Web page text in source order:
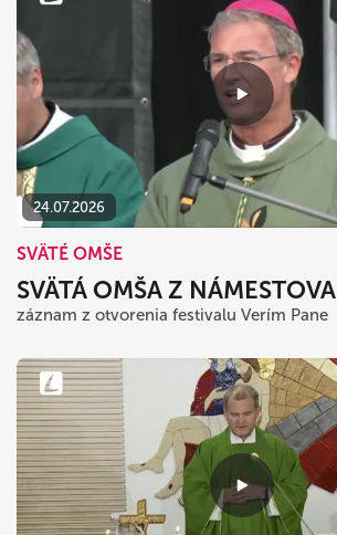
24.07.2026
SVÄTÉ OMŠE
SVÄTÁ OMŠA Z NÁMESTOVA
záznam z otvorenia festivalu Verím Pane